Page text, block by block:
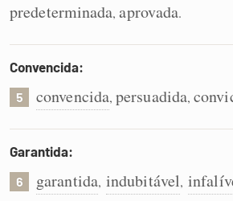
predeterminada,aprovada.
Convencida:
5 convencida, persuadida,
Garantida:
6 garantida, indubitável,